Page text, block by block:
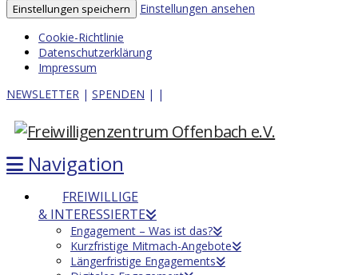
Einstellungen speichern
Einstellungen ansehen
Cookie-Richtlinie
Datenschutzerklärung
Impressum
NEWSLETTER | SPENDEN | |
Navigation
FREIWILLIGE
& INTERESSIERTE
Engagement – Was ist das?
Kurzfristige Mitmach-Angebote
Längerfristige Engagements